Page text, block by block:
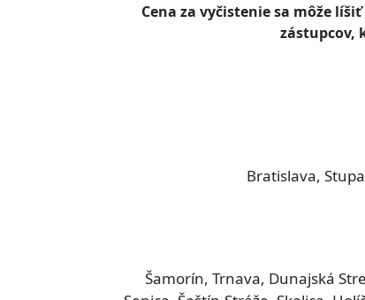
Cena za vyčistenie sa môže
zástupcov,
Bratislava,
Šamorín, Trnava, Dunajská